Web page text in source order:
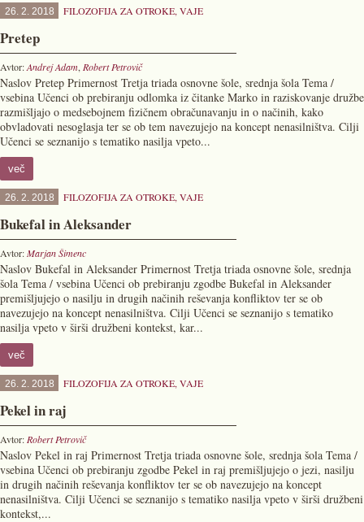
26. 2. 2018 FILOZOFIJA ZA OTROKE, VAJE
Pretep
Avtor:Andrej Adam, Robert Petrovič
Naslov Pretep Primernost Tretja triada osnovne šole, srednja šola Tema /
vsebina Učenci ob prebiranju odlomka iz čitanke Marko in raziskovanje družbe
razmišljajo o medsebojnem fizičnem obračunavanju in o načinih, kako
obvladovati nesoglasja ter se ob tem navezujejo na koncept nenasilništva. Cilji
Učenci se seznanijo s tematiko nasilja vpeto...
več
26. 2. 2018 FILOZOFIJA ZA OTROKE, VAJE
Bukefal in Aleksander
Avtor:Marjan Šimenc
Naslov Bukefal in Aleksander Primernost Tretja triada osnovne šole, srednja
šola Tema / vsebina Učenci ob prebiranju zgodbe Bukefal in Aleksander
premišljujejo o nasilju in drugih načinih reševanja konfliktov ter se ob
navezujejo na koncept nenasilništva. Cilji Učenci se seznanijo s tematiko
nasilja vpeto v širši družbeni kontekst, kar...
več
26. 2. 2018 FILOZOFIJA ZA OTROKE, VAJE
Pekel in raj
Avtor: Robert Petrovič
Naslov Pekel in raj Primernost Tretja triada osnovne šole, srednja šola Tema /
vsebina Učenci ob prebiranju zgodbe Pekel in raj premišljujejo o jezi, nasilju
in drugih načinih reševanja konfliktov ter se ob navezujejo na koncept
nenasilništva. Cilji Učenci se seznanijo s tematiko nasilja vpeto v širši družbeni
kontekst,...